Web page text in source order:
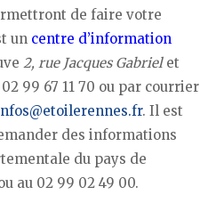
de faire votre
un centre d’information
2, rue Jacques Gabrielet
99 67 11 70 ou par courrier
. Il est
des informations
du pays de
au 02 99 02 49 00.